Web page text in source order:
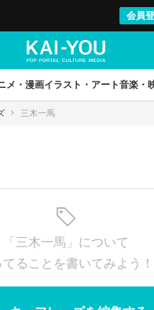
会員
メ・漫画イラスト・アート音楽・
三木一馬
「三木一馬」について
てることを書いてみよう！